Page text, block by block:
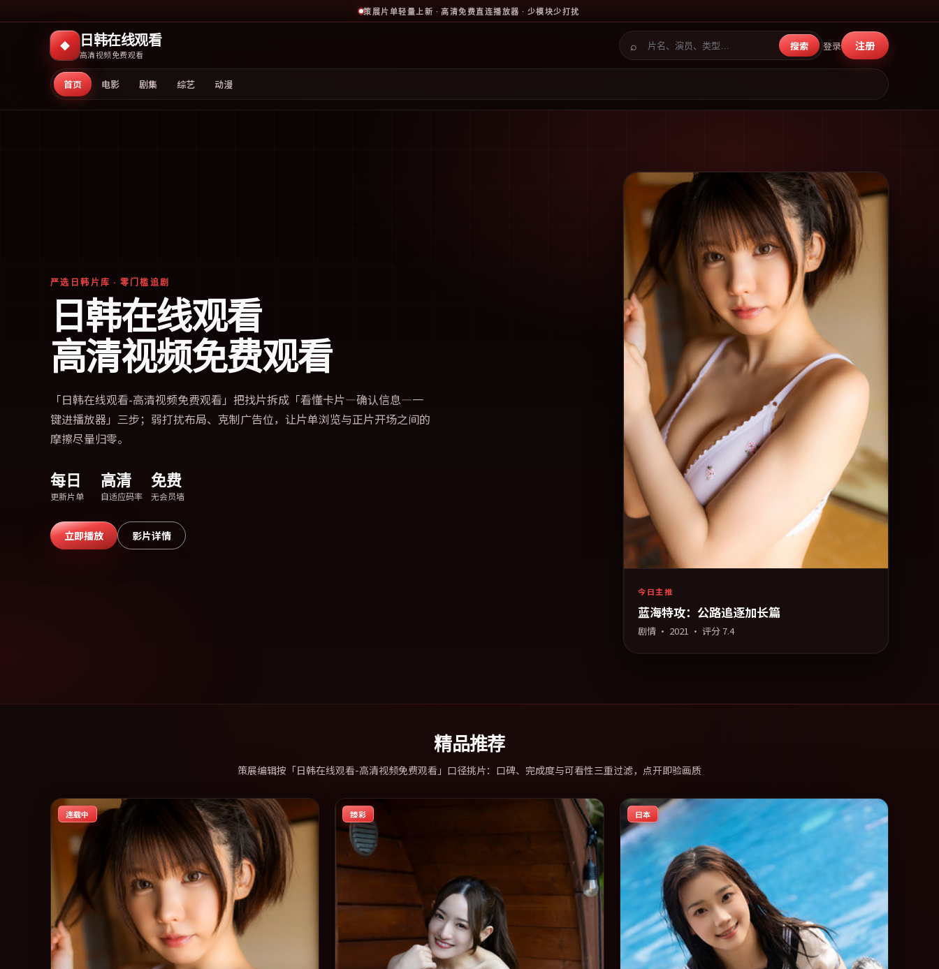
策展片单轻量上新 · 高清免费直连播放器 · 少模块少打扰
◆ 日韩在线观看
高清视频免费观看
首页 电影 剧集 综艺 动漫
⌕ 搜索 登录 注册
严选日韩片库 · 零门槛追剧
日韩在线观看
高清视频免费观看
「日韩在线观看-高清视频免费观看 」把找片拆成「看懂卡片—确认信息—一
键进播放器」三步；弱打扰布局、克制广告位，让片单浏览与正片开场之间的
摩擦尽量归零。
每日
更新片单
高清
自适应码率
免费
无会员墙
立即播放 影片详情
今日主推
蓝海特攻：公路追逐加长篇
剧情· 2021 · 评分 7.4
精品推荐
策展编辑按「日韩在线观看-高清视频免费观看」口径挑片：口碑、完成度与可看性三重过滤，点开即验画质
连载中 臻彩 日本